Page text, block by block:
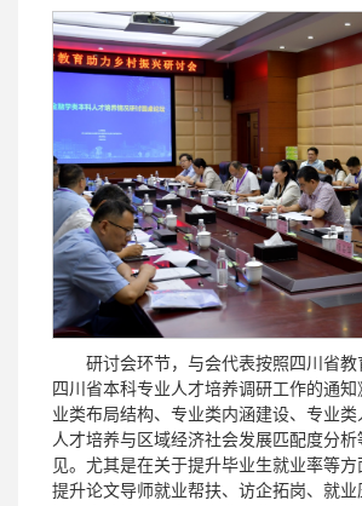
研讨会环节，与会代表按照四川省
四川省本科专业人才培养调研工作的通
业类布局结构、专业类内涵建设、专业类
人才培养与区域经济社会发展匹配度分
见。尤其是在关于提升毕业生就业率等
提升论文导师就业帮扶、访企拓岗、就业